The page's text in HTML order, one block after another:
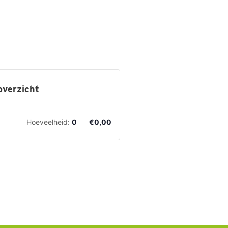
Hoeveelheid: 0 €0,00